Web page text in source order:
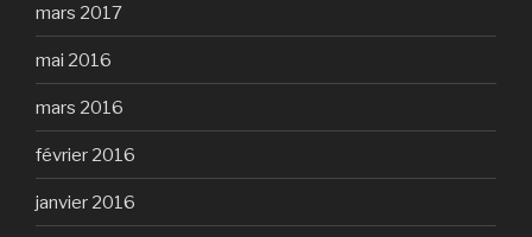
mars 2017
mai 2016
mars 2016
février 2016
janvier 2016